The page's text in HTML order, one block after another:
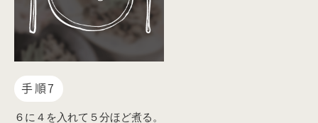
手順7
６に４を入れて５分ほど煮る。